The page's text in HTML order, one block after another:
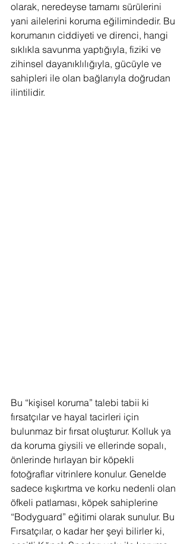
olarak, neredeyse tamamı sürülerini
yani ailelerini koruma eğilimindedir. Bu
korumanın ciddiyeti ve direnci, hangi
sıklıkla savunma yaptığıyla, fiziki ve
zihinsel dayanıklılığıyla, gücüyle ve
sahipleri ile olan bağlarıyla doğrudan
ilintilidir.
Bu “kişisel koruma” talebi tabii ki
fırsatçılar ve hayal tacirleri için
bulunmaz bir fırsat oluşturur. Kolluk ya
da koruma giysili ve ellerinde sopalı,
önlerinde hırlayan bir köpekli
fotoğraflar vitrinlere konulur. Genelde
sadece kışkırtma ve korku nedenli olan
öfkeli patlaması, köpek sahiplerine
“Bodyguard” eğitimi olarak sunulur. Bu
Fırsatçılar, o kadar her şeyi bilirler ki,